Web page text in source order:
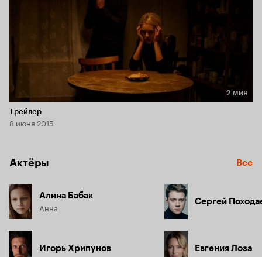
Длительность 2 мин
2 мин
Трейлер
8 июня 2015
Актёры Все
Алина Бабак
Анна
Игорь Хрипунов
Сергей
Евгения Лоза